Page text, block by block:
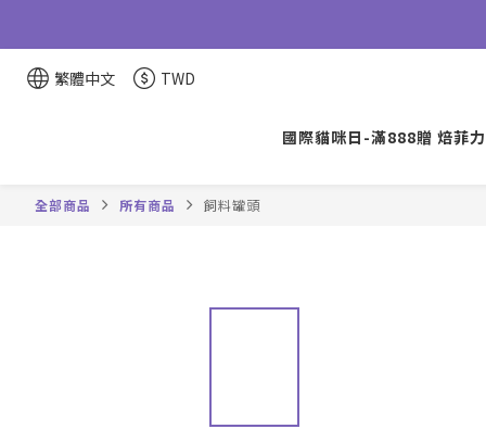
繁體中文 TWD
國際貓咪日-滿888贈 焙菲
全部商品 所有商品 飼料罐頭